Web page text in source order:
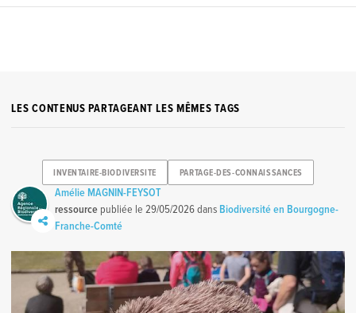
LES CONTENUS PARTAGEANT LES MÊMES TAGS
INVENTAIRE-BIODIVERSITE PARTAGE-DES-CONNAISSANCES
Amélie MAGNIN-FEYSOT
ressource publiée le29/05/2026dans Biodiversité en Bourgogne-
Franche-Comté